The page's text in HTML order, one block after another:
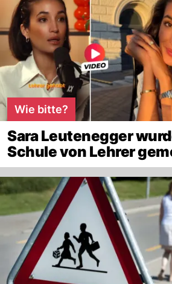
Wie bitte?
Sara Leutenegger
Schule von Lehrer